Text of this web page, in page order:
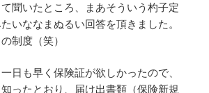
聞いたところ、まあそういう杓子定
いななまぬるい回答を頂きました。
制度（笑）
日も早く保険証が欲しかったので、
ったとおり、届け出書類（保険新規